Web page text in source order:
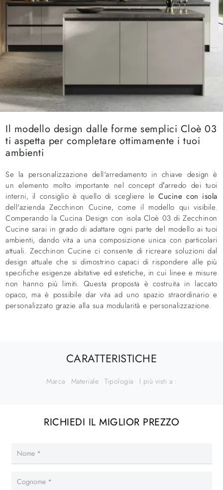
Il modello design dalle forme semplici Cloè 03
ti aspetta per completare ottimamente i tuoi
ambienti
Se la personalizzazione dell'arredamento in chiave design è
un elemento molto importante nel concept d’arredo dei tuoi
interni, il consiglio è quello di scegliere leCucine con isola
dell'azienda Zecchinon Cucine, come il modello qui visibile.
Comperando la Cucina Design con isola Cloè 03 di Zecchinon
Cucine sarai in grado di adattare ogni parte del modello ai tuoi
ambienti, dando vita a una composizione unica con particolari
attuali. Zecchinon Cucine ci consente di ricreare soluzioni dal
design attuale che si dimostrino capaci di rispondere alle più
specifiche esigenze abitative ed estetiche, in cui linee e misure
non hanno più limiti. Questa proposta è costruita in laccato
opaco, ma è possibile dar vita ad uno spazio straordinario e
personalizzato grazie alla sua modularità e personalizzazione.
CARATTERISTICHE
Marca Materiale Tipologia I più visti a :
RICHIEDI IL MIGLIOR PREZZO